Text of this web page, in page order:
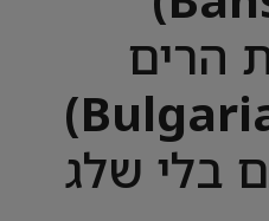
הרים
בלי שלג